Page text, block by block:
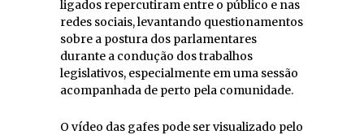
ligados repercutiram entre o público e nas
redes sociais, levantando questionamentos
sobre a postura dos parlamentares
durante a condução dos trabalhos
legislativos, especialmente em uma sessão
acompanhada de perto pela comunidade.
O vídeo das gafes pode ser visualizado pelo